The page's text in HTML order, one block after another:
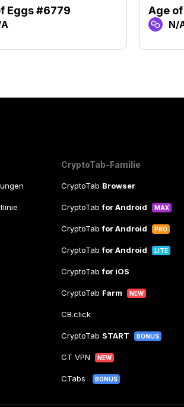
Eggs #6779 Age
N/
CryptoTab-Familie
CryptoTab Browser
CryptoTabfor Android MAX
CryptoTabfor Android PRO
CryptoTabfor Android LITE
CryptoTabfor iOS
CryptoTab Farm NEW
CB.click
CryptoTab START BONUS
CT VPN NEW
CTabs BONUS